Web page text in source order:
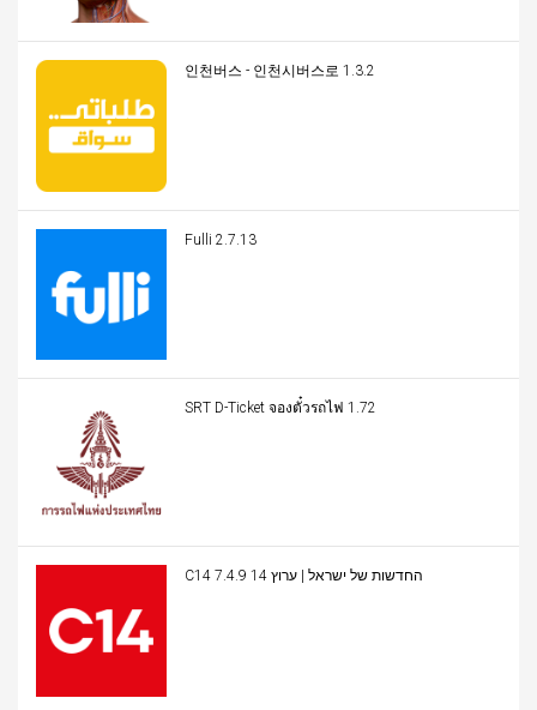
인천버스 - 인천시버스로 1.3.2
Fulli 2.7.13
SRT D-Ticket จองตั๋วรถไฟ 1.72
C14 החדשות של ישראל | ערוץ 14 7.4.9